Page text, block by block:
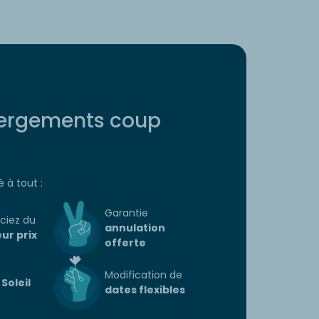
Luxe
Prestige
6 3
Découvrir
coup
à tout :
du
prix
Garantie
annulation
offerte
Modification de
dates flexibles